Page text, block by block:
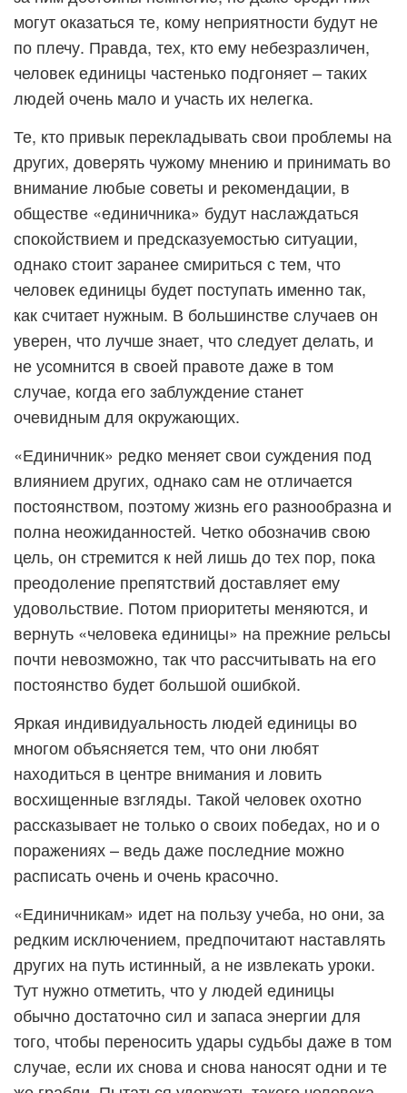
могут оказаться те, кому неприятности будут не
по плечу. Правда, тех, кто ему небезразличен,
человек единицы частенько подгоняет – таких
людей очень мало и участь их нелегка.
Те, кто привык перекладывать свои проблемы на
других, доверять чужому мнению и принимать во
внимание любые советы и рекомендации, в
обществе «единичника» будут наслаждаться
спокойствием и предсказуемостью ситуации,
однако стоит заранее смириться с тем, что
человек единицы будет поступать именно так,
как считает нужным. В большинстве случаев он
уверен, что лучше знает, что следует делать, и
не усомнится в своей правоте даже в том
случае, когда его заблуждение станет
очевидным для окружающих.
«Единичник» редко меняет свои суждения под
влиянием других, однако сам не отличается
постоянством, поэтому жизнь его разнообразна и
полна неожиданностей. Четко обозначив свою
цель, он стремится к ней лишь до тех пор, пока
преодоление препятствий доставляет ему
удовольствие. Потом приоритеты меняются, и
вернуть «человека единицы» на прежние рельсы
почти невозможно, так что рассчитывать на его
постоянство будет большой ошибкой.
Яркая индивидуальность людей единицы во
многом объясняется тем, что они любят
находиться в центре внимания и ловить
восхищенные взгляды. Такой человек охотно
рассказывает не только о своих победах, но и о
поражениях – ведь даже последние можно
расписать очень и очень красочно.
«Единичникам» идет на пользу учеба, но они, за
редким исключением, предпочитают наставлять
других на путь истинный, а не извлекать уроки.
Тут нужно отметить, что у людей единицы
обычно достаточно сил и запаса энергии для
того, чтобы переносить удары судьбы даже в том
случае, если их снова и снова наносят одни и те